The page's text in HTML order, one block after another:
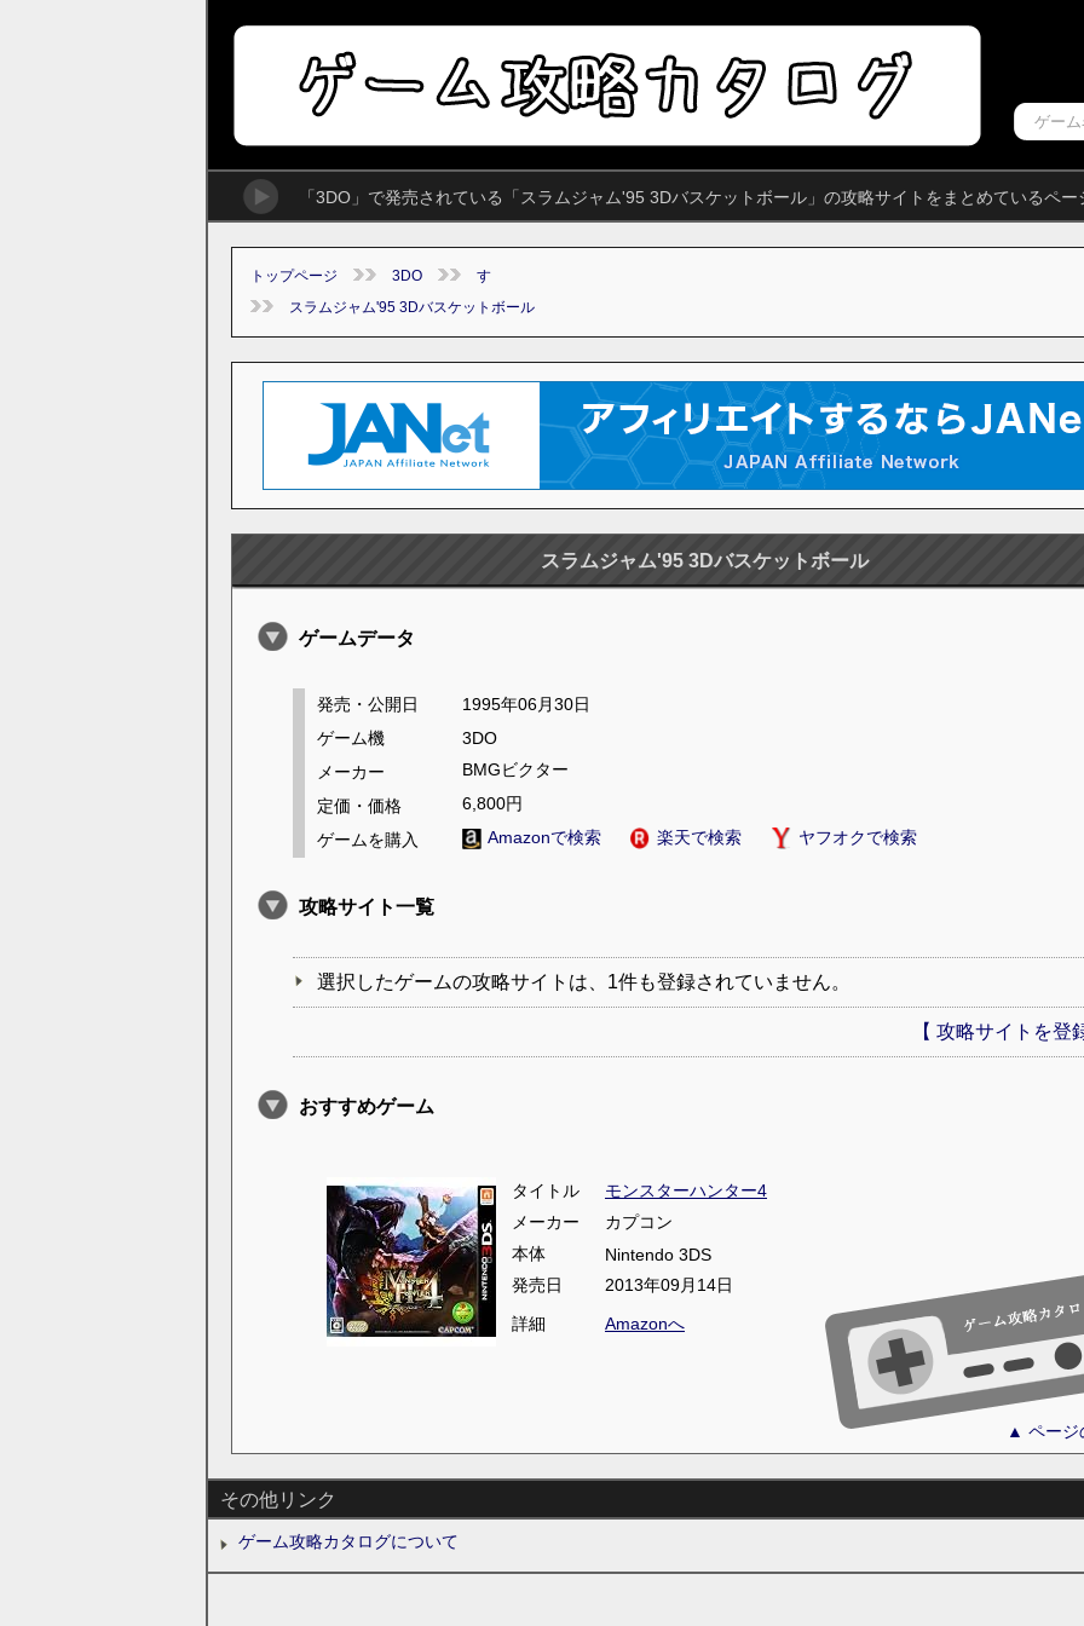
「3DO」で発売されている「スラムジャム'95 3Dバスケットボール」の攻略サイトをまとめているペー
トップページ 3DO
す
スラムジャム'95 3Dバスケットボール
スラムジャム'95 3Dバスケットボール
ゲームデータ
発売・公開日
1995年06月30日
ゲーム機
3DO
メーカー
BMGビクター
定価・価格
6,800円
ゲームを購入
Amazonで検索 楽天で検索 ヤフオクで検索
攻略サイト一覧
選択したゲームの攻略サイトは、1件も登録されていません。
【 攻略サイトを登
おすすめゲーム
タイトル
モンスターハンター4
メーカー
カプコン
本体
Nintendo 3DS
発売日
2013年09月14日
詳細
Amazonへ
▲ ページ
その他リンク
ゲーム攻略カタログについて